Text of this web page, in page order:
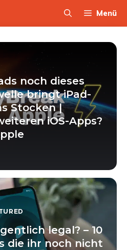
Menü
noch dieses
bringt iPad-
Stocken |
iOS-Apps?
legal? – 10
die ihr noch nicht